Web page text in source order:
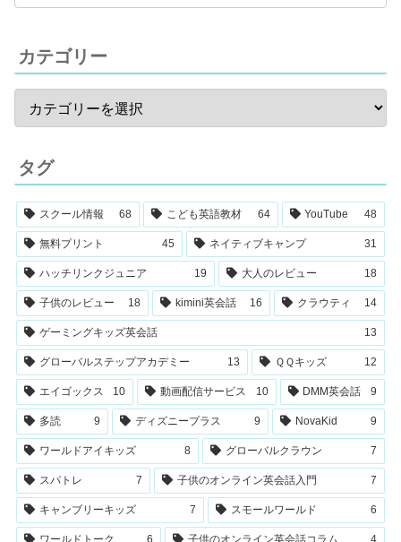
カテゴリー
タグ
スクール情報 68 こども英語教材 64 YouTube 48
無料プリント 45 ネイティブキャンプ 31
ハッチリンクジュニア 19 大人のレビュー 18
子供のレビュー 18 kimini英会話 16 クラウティ 14
ゲーミングキッズ英会話 13
グローバルステップアカデミー 13 ＱＱキッズ 12
エイゴックス 10 動画配信サービス 10 DMM英会話 9
多読 9 ディズニープラス 9 NovaKid 9
ワールドアイキッズ 8 グローバルクラウン 7
スパトレ 7 子供のオンライン英会話入門 7
キャンブリーキッズ 7 スモールワールド 6
ワールドトーク 6 子供のオンライン英会話コラム 4